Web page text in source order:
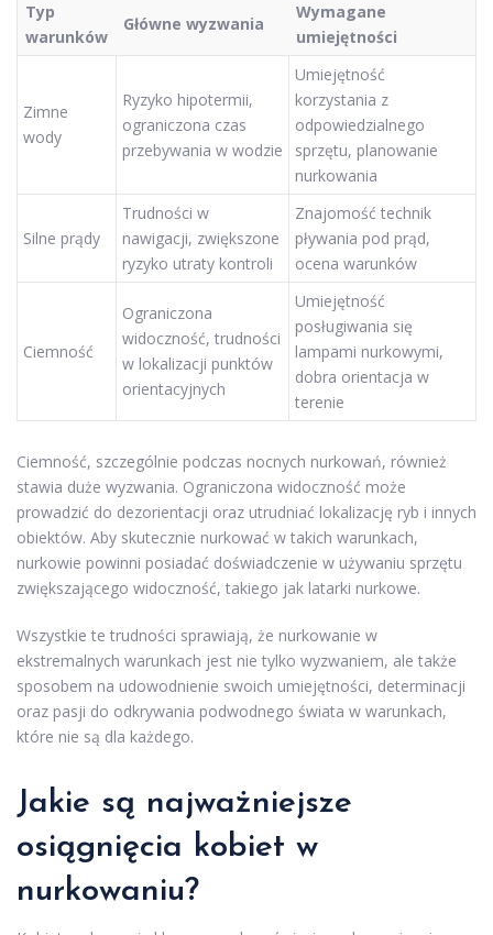
Typ
warunków
Główne wyzwania
Wymagane
umiejętności
Zimne
wody
Ryzyko hipotermii,
ograniczona czas
przebywania w wodzie
Umiejętność
korzystania z
odpowiedzialnego
sprzętu, planowanie
nurkowania
Silne prądy
Trudności w
nawigacji, zwiększone
ryzyko utraty kontroli
Znajomość technik
pływania pod prąd,
ocena warunków
Ciemność
Ograniczona
widoczność, trudności
w lokalizacji punktów
orientacyjnych
Umiejętność
posługiwania się
lampami nurkowymi,
dobra orientacja w
terenie
Ciemność, szczególnie podczas nocnych nurkowań, również
stawia duże wyzwania. Ograniczona widoczność może
prowadzić do dezorientacji oraz utrudniać lokalizację ryb i innych
obiektów. Aby skutecznie nurkować w takich warunkach,
nurkowie powinni posiadać doświadczenie w używaniu sprzętu
zwiększającego widoczność, takiego jak latarki nurkowe.
Wszystkie te trudności sprawiają, że nurkowanie w
ekstremalnych warunkach jest nie tylko wyzwaniem, ale także
sposobem na udowodnienie swoich umiejętności, determinacji
oraz pasji do odkrywania podwodnego świata w warunkach,
które nie są dla każdego.
Jakie są najważniejsze
osiągnięcia kobiet w
nurkowaniu?